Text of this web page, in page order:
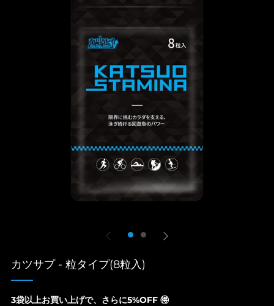
カツサプ - 粒タイプ(8粒入)
3袋以上お買い上げで、さらに5%OFF 🉐